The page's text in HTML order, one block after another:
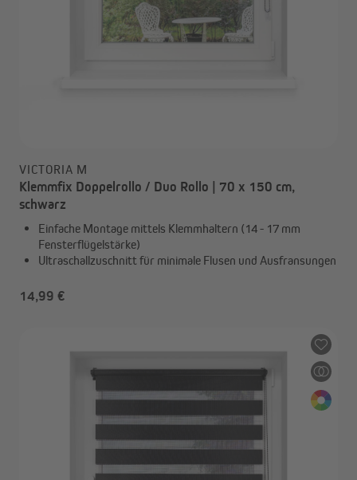
VICTORIA M
Klemmfix Doppelrollo / Duo Rollo | 70 x 150 cm,
schwarz
Einfache Montage mittels Klemmhaltern (14 - 17 mm
Fensterflügelstärke)
Ultraschallzuschnitt für minimale Flusen und Ausfransungen
14,99 €